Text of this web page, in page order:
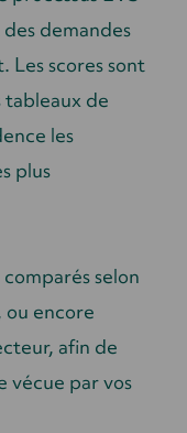
demandes
Les scores sont
tableaux de
les
plus
selon
ou encore
afin de
vécue par vos